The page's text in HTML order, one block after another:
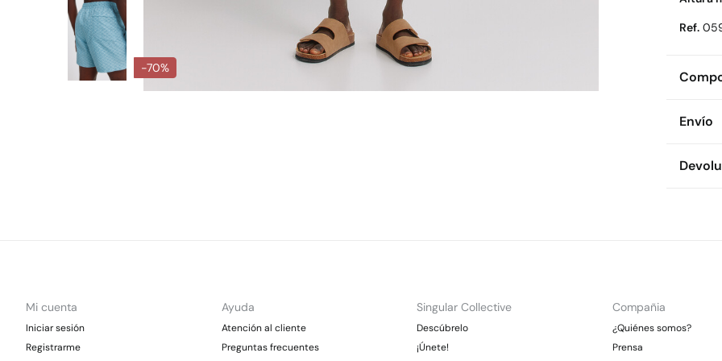
-70%
Ref.
Envío
*Días
Mi cuenta
Iniciar sesión
Registrarme
Ayuda
Atención al cliente
Preguntas frecuentes
Singular Collective
Descúbrelo
¡Únete!
Compañia
¿Quiénes somos?
Prensa